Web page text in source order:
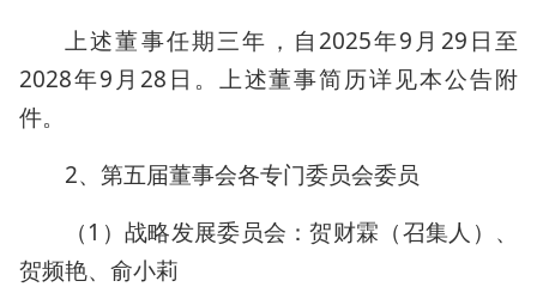
上述董事任期三年，自2025年9月29日至
2028年9月28日。上述董事简历详见本公告附
件。
2、第五届董事会各专门委员会委员
（1）战略发展委员会：贺财霖（召集人）、
贺频艳、俞小莉